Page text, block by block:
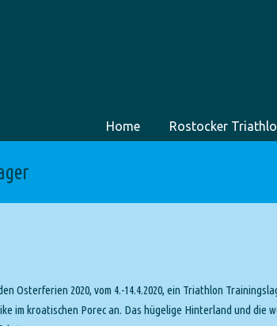
Home Rostocker
Osterferien 2020, vom 4.-14.4.2020, ein Triathlon
im kroatischen Porec an. Das hügelige Hinterland und die